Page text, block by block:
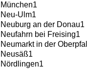
München1
Neu-Ulm1
Neuburg an der Donau1
Neufahrn bei Freising1
Neumarkt in der
Neusäß1
Nördlingen1